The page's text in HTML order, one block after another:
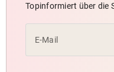
Topinformiert über die
E-Mail